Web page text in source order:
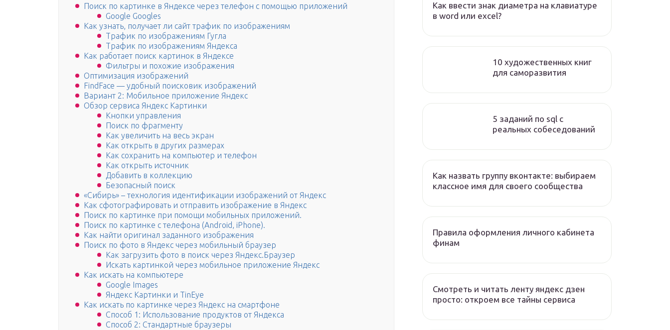
Поиск по картинке в Яндексе через телефон с помощью приложений
Google Googles
Как узнать, получает ли сайт трафик по изображениям
Трафик по изображениям Гугла
Трафик по изображениям Яндекса
Как работает поиск картинок в Яндексе
Фильтры и похожие изображения
Оптимизация изображений
FindFace — удобный поисковик изображений
Вариант 2: Мобильное приложение Яндекс
Обзор сервиса Яндекс Картинки
Кнопки управления
Поиск по фрагменту
Как увеличить на весь экран
Как открыть в других размерах
Как сохранить на компьютер и телефон
Как открыть источник
Добавить в коллекцию
Безопасный поиск
«Сибирь» – технология идентификации изображений от Яндекс
Как сфотографировать и отправить изображение в Яндекс
Поиск по картинке при помощи мобильных приложений.
Поиск по картинке с телефона (Android, iPhone).
Как найти оригинал заданного изображения
Поиск по фото в Яндекс через мобильный браузер
Как загрузить фото в поиск через Яндекс.Браузер
Искать картинкой через мобильное приложение Яндекс
Как искать на компьютере
Google Images
Яндекс Картинки и TinEye
Как искать по картинке через Яндекс на смартфоне
Способ 1: Использование продуктов от Яндекса
Способ 2: Стандартные браузеры
Как ввести знак диаметра на клавиатуре
в word или excel?
10 художественных книг
для саморазвития
5 заданий по sql с
реальных собеседований
Как назвать группу вконтакте: выбираем
классное имя для своего сообщества
Правила оформления личного кабинета
финам
Смотреть и читать ленту яндекс дзен
просто: откроем все тайны сервиса